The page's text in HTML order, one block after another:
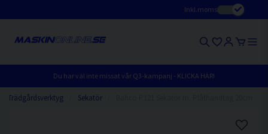
Inkl.moms
Du har väl inte missat vår Q3-kampanj - KLICKA HÄR!
Trädgårdsverktyg Sekatör